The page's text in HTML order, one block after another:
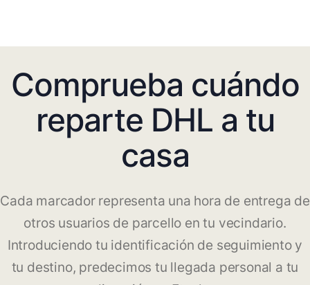
Comprueba cuándo
reparte DHL a tu
casa
Cada marcador representa una hora de entrega de
otros usuarios de parcello en tu vecindario.
Introduciendo tu identificación de seguimiento y
tu destino, predecimos tu llegada personal a tu